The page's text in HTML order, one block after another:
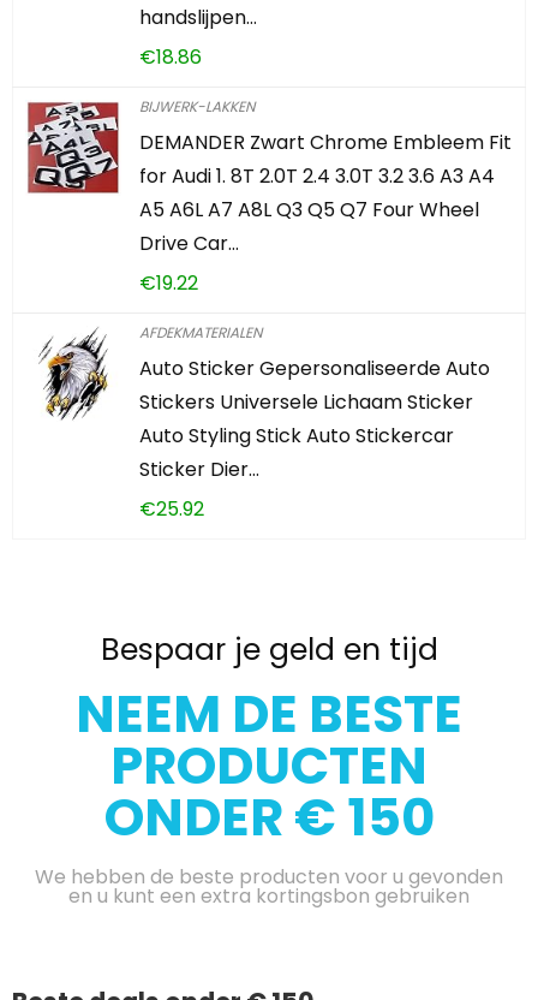
handslijpen…
€18.86
BIJWERK-LAKKEN
DEMANDER Zwart Chrome Embleem Fit
for Audi 1. 8T 2.0T 2.4 3.0T 3.2 3.6 A3 A4
A5 A6L A7 A8L Q3 Q5 Q7 Four Wheel
Drive Car…
€19.22
AFDEKMATERIALEN
Auto Sticker Gepersonaliseerde Auto
Stickers Universele Lichaam Sticker
Auto Styling Stick Auto Stickercar
Sticker Dier…
€25.92
Bespaar je geld en tijd
NEEM DE BESTE
PRODUCTEN
ONDER € 150
We hebben de beste producten voor u gevonden
en u kunt een extra kortingsbon gebruiken